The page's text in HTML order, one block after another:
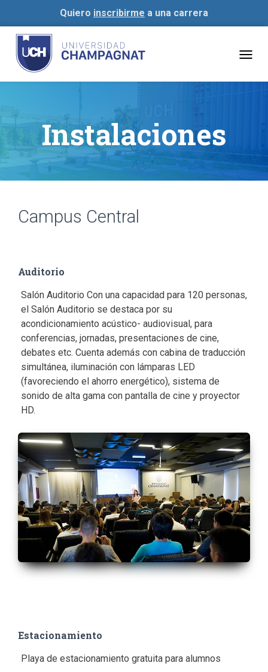
Quiero inscribirme a una carrera
Instalaciones
Campus Central
Auditorio
Salón Auditorio Con una capacidad para 120 personas,
el Salón Auditorio se destaca por su
acondicionamiento acústico- audiovisual, para
conferencias, jornadas, presentaciones de cine,
debates etc. Cuenta además con cabina de traducción
simultánea, iluminación con lámparas LED
(favoreciendo el ahorro energético), sistema de
sonido de alta gama con pantalla de cine y proyector
HD.
Estacionamiento
Playa de estacionamiento gratuita para alumnos